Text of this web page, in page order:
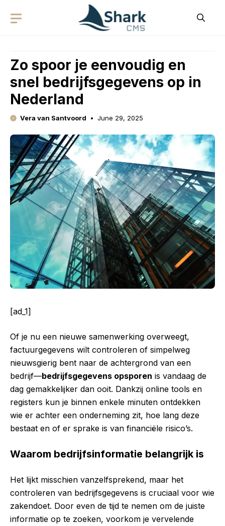
Zo spoor je eenvoudig en
snel bedrijfsgegevens op in
Nederland
Vera van Santvoord June 29, 2025
[ad_1]
Of je nu een nieuwe samenwerking overweegt,
factuurgegevens wilt controleren of simpelweg
nieuwsgierig bent naar de achtergrond van een
bedrijf—bedrijfsgegevens opsporen is vandaag de
dag gemakkelijker dan ooit. Dankzij online tools en
registers kun je binnen enkele minuten ontdekken
wie er achter een onderneming zit, hoe lang deze
bestaat en of er sprake is van financiële risico’s.
Waarom bedrijfsinformatie belangrijk is
Het lijkt misschien vanzelfsprekend, maar het
controleren van bedrijfsgegevens is cruciaal voor wie
zakendoet. Door even de tijd te nemen om de juiste
informatie op te zoeken, voorkom je vervelende